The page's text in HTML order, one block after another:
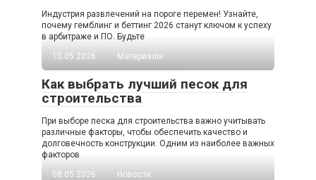
Индустрия развлечений на пороге перемен! Узнайте,
почему гемблинг и беттинг 2026 станут ключом к успеху
в арбитраже и ПО. Будьте
10.05.2026
Материалы
Как выбрать лучший песок для
строительства
При выборе песка для строительства важно учитывать
различные факторы, чтобы обеспечить качество и
долговечность конструкции. Одним из наиболее важных
факторов
08.05.2026
Новости